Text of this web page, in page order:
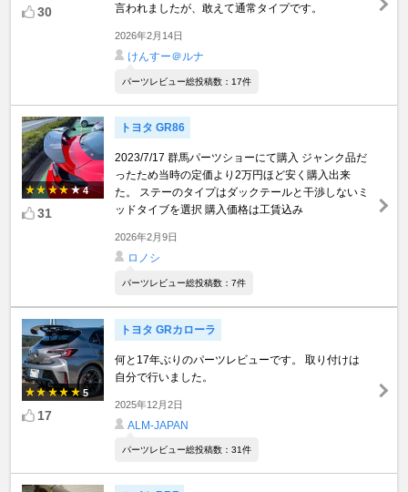
30
言われましたが、敢えて通常タイプです。
2026年2月14日
けんすー＠ルナ
パーツレビュー総投稿数：17件
4
31
トヨタ GR86
2023/7/17 群馬パーツショーにて購入 ジャンク品だ
ったため当時の定価より2万円ほど安く購入出来
た。 ステーのタイプはダックテールと干渉しないミ
ッドタイブを選択 購入価格は工賃込み
2026年2月9日
ロノシ
パーツレビュー総投稿数：7件
5
17
トヨタ GRカローラ
何と17年ぶりのパーツレビューです。 取り付けは
自分で行いました。
2025年12月2日
ALM-JAPAN
パーツレビュー総投稿数：31件